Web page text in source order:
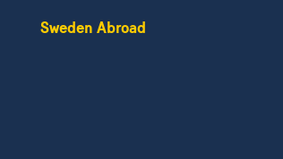
Sweden Abroad